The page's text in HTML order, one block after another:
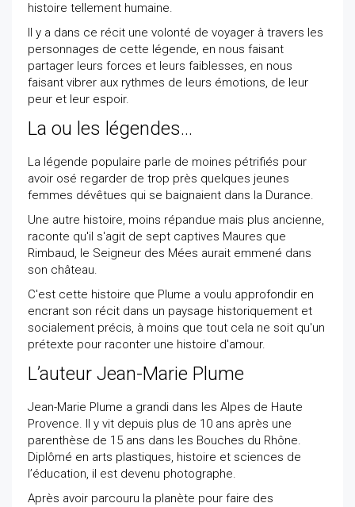
histoire tellement humaine.
Il y a dans ce récit une volonté de voyager à travers les
personnages de cette légende, en nous faisant
partager leurs forces et leurs faiblesses, en nous
faisant vibrer aux rythmes de leurs émotions, de leur
peur et leur espoir.
La ou les légendes...
La légende populaire parle de moines pétrifiés pour
avoir osé regarder de trop près quelques jeunes
femmes dévêtues qui se baignaient dans la Durance.
Une autre histoire, moins répandue mais plus ancienne,
raconte qu'il s'agit de sept captives Maures que
Rimbaud, le Seigneur des Mées aurait emmené dans
son château.
C'est cette histoire que Plume a voulu approfondir en
encrant son récit dans un paysage historiquement et
socialement précis, à moins que tout cela ne soit qu'un
prétexte pour raconter une histoire d'amour.
L’auteur Jean-Marie Plume
Jean-Marie Plume a grandi dans les Alpes de Haute
Provence. Il y vit depuis plus de 10 ans après une
parenthèse de 15 ans dans les Bouches du Rhône.
Diplômé en arts plastiques, histoire et sciences de
l’éducation, il est devenu photographe.
Après avoir parcouru la planète pour faire des